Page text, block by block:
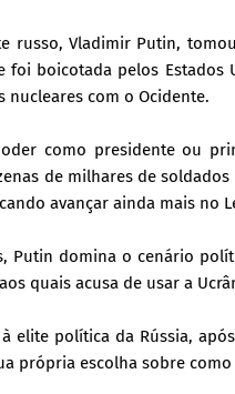
russo, Vladimir Putin,
foi boicotada pelos Estados
nucleares com o Ocidente.
como presidente ou
de milhares de
avançar ainda mais no
Putin domina o cenário
quais acusa de usar a
elite política da Rússia,
própria escolha sobre